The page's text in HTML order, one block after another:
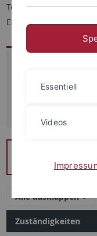
Telefon: +49 (7071) 29-
E-Mail:
Alle ausklappen
Zuständigkeiten
Essentiell
Videos